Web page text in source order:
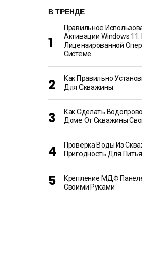
В ТРЕНДЕ
Правильное
Активации Windows
Лицензированной
Системе
Как Правильно
Для Скважины
Как Сделать
Доме От Скважины
Проверка Воды Из
Пригодность Для Питья
Крепление МДФ
Своими Руками